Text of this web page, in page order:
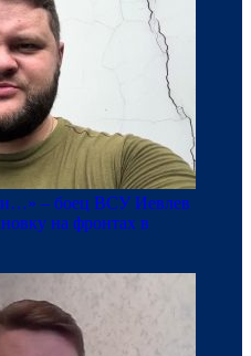
– боец ВСУ Иевлев
на фронтах в